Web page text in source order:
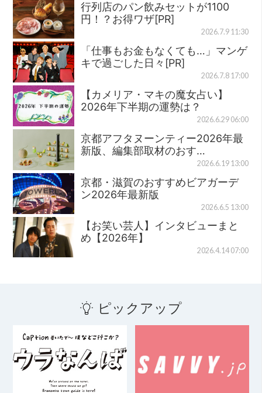
行列店のパン飲みセットが1100
円！？お得ワザ[PR]
2026.7.9 11:30
「仕事もお金もなくても…」マンゲ
キで過ごした日々[PR]
2026.7.8 17:00
【カメリア・マキの魔女占い】
2026年下半期の運勢は？
2026.6.29 06:00
京都アフタヌーンティー2026年最
新版、編集部取材のおす…
2026.6.19 13:00
京都・滋賀のおすすめビアガーデ
ン2026年最新版
2026.6.5 13:00
【お笑い芸人】インタビューまと
め【2026年】
2026.4.14 07:00
ピックアップ